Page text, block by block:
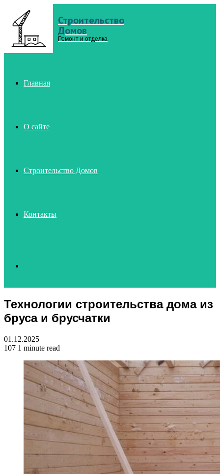
Menu
Строительство
Домов
Ремонт и отделка
Главная
О сайте
Строительство Домов
Контакты
for
Технологии строительства дома из
бруса и брусчатки
01.12.2025
107 1 minute read